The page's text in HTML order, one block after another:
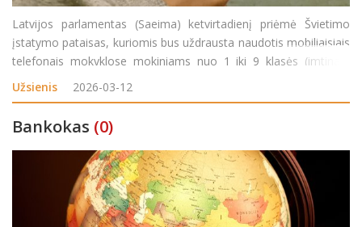
Latvijos parlamentas (Saeima) ketvirtadienį priėmė Švietimo
įstatymo pataisas, kuriomis bus uždrausta naudotis mobiliaisiais
telefonais mokyklose mokiniams nuo 1 iki 9 klasės (imtinai),
išskyrus atvejus, kai mokytojas leidžia juos naudoti ugdymo
procese. Iki šiol šis dra
Užsienis 2026-03-12
Bankokas (0)